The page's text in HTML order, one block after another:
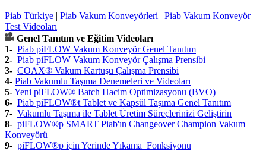
Piab Türkiye | Piab Vakum Konveyörleri | Piab Vakum Konveyör
Test Videoları
Genel Tanıtım ve Eğitim Videoları
1- Piab piFLOW Vakum Konveyör Genel Tanıtım
2- Piab piFLOW Vakum Konveyör Çalışma Prensibi
3- COAX® Vakum Kartuşu Çalışma Prensibi
4- Piab Vakumlu Taşıma Denemeleri ve Videoları
5-Yeni piFLOW® Batch Hacim Optimizasyonu (BVO)
6- Piab piFLOW®t Tablet ve Kapsül Taşıma Genel Tanıtım
7- Vakumlu Taşıma ile Tablet Üretim Süreçlerinizi Geliştirin
8- piFLOW®p SMART Piab'ın Changeover Champion Vakum
Konveyörü
9- piFLOW®p için Yerinde Yıkama Fonksiyonu